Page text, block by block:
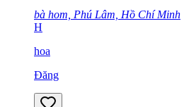
bà hom, Phú Lâm, Hồ Chí Minh
H
hoa
Đăng